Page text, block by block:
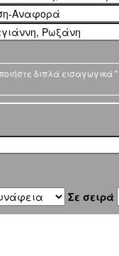
διπλά εισαγωγικά "
Σε σειρά